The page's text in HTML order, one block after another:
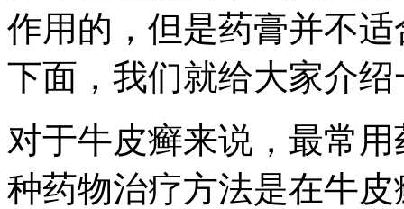
作用的，但是药膏并不
下面，我们就给大家介绍
对于牛皮癣来说，最常
种药物治疗方法是在牛